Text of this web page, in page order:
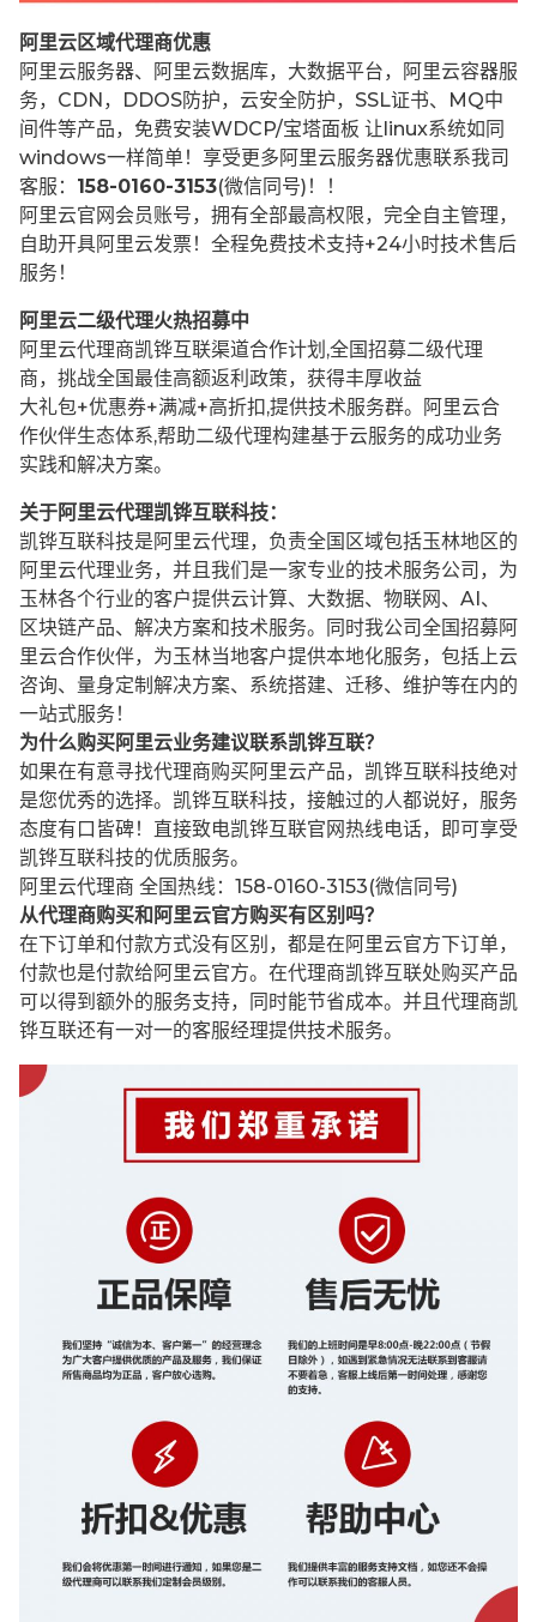
阿里云区域代理商优惠
阿里云服务器、阿里云数据库，大数据平台，阿里云容器服
务，CDN，DDOS防护，云安全防护，SSL证书、MQ中
间件等产品，免费安装WDCP/宝塔面板 让 linux系统如同
windows一样简单！享受更多阿里云服务器优惠联系我司
客服： 158-0160-3153(微信同号)！！
阿里云官网会员账号，拥有全部最高权限，完全自主管理，
自助开具阿里云发票！全程免费技术支持+24小时技术售后
服务！
阿里云二级代理火热招募中
阿里云代理商凯铧互联渠道合作计划,全国招募二级代理
商，挑战全国最佳高额返利政策，获得丰厚收益
大礼包+优惠券+满减+高折扣,提供技术服务群。阿里云合
作伙伴生态体系,帮助二级代理构建基于云服务的成功业务
实践和解决方案。
关于阿里云代理凯铧互联科技：
凯铧互联科技是阿里云代理，负责全国区域包括玉林地区的
阿里云代理业务，并且我们是一家专业的技术服务公司，为
玉林各个行业的客户提供云计算、大数据、物联网、AI、
区块链产品、解决方案和技术服务。同时我公司全国招募阿
里云合作伙伴，为玉林当地客户提供本地化服务，包括上云
咨询、量身定制解决方案、系统搭建、迁移、维护等在内的
一站式服务！
为什么购买阿里云业务建议联系凯铧互联？
如果在有意寻找代理商购买阿里云产品，凯铧互联科技绝对
是您优秀的选择。凯铧互联科技，接触过的人都说好，服务
态度有口皆碑！直接致电凯铧互联官网热线电话，即可享受
凯铧互联科技的优质服务。
阿里云代理商 全国热线：158-0160-3153(微信同号)
从代理商购买和阿里云官方购买有区别吗？
在下订单和付款方式没有区别，都是在阿里云官方下订单，
付款也是付款给阿里云官方。在代理商凯铧互联处购买产品
可以得到额外的服务支持，同时能节省成本。并且代理商凯
铧互联还有一对一的客服经理提供技术服务。